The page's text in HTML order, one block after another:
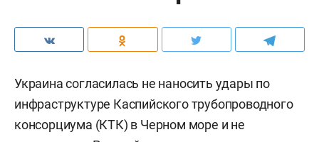
Украина согласилась не наносить удары по
инфраструктуре Каспийского трубопроводного
консорциума (КТК) в Черном море и не